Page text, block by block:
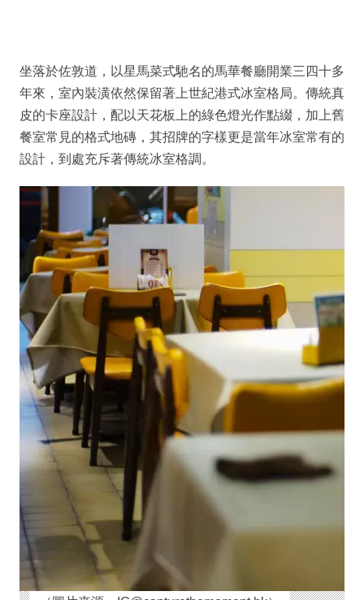
坐落於佐敦道，以星馬菜式馳名的馬華餐廳開業三四十多
年來，室內裝潢依然保留著上世紀港式冰室格局。傳統真
皮的卡座設計，配以天花板上的綠色燈光作點綴，加上舊
餐室常見的格式地磚，其招牌的字樣更是當年冰室常有的
設計，到處充斥著傳統冰室格調。